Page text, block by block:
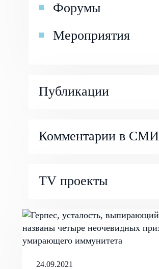
Форумы
Мероприятия
Публикации
Комментарии в СМИ
TV проекты
24.09.2021